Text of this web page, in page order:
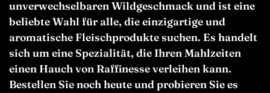
unverwechselbaren Wildgeschmack und ist eine
beliebte Wahl für alle, die einzigartige und
aromatische Fleischprodukte suchen. Es handelt
sich um eine Spezialität, die Ihren Mahlzeiten
einen Hauch von Raffinesse verleihen kann.
Bestellen Sie noch heute und probieren Sie es